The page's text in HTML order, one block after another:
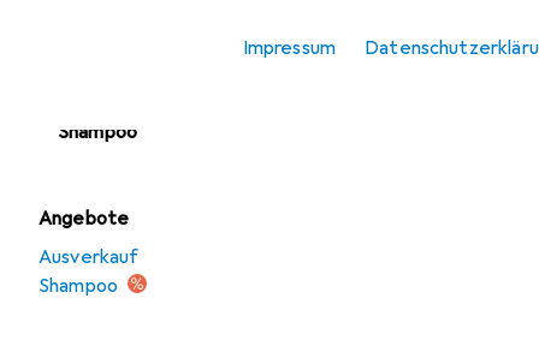
Impressum
Shampoo
Angebote
Ausverkauf
Shampoo